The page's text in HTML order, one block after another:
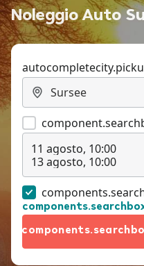
Noleggio Auto
11 agosto, 10:00
13 agosto, 10:00